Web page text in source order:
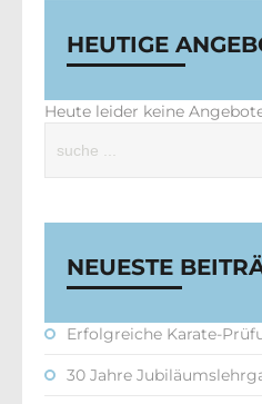
HEUTIGE
Heute leider keine
NEUESTE
Erfolgreiche Karate-
30 Jahre